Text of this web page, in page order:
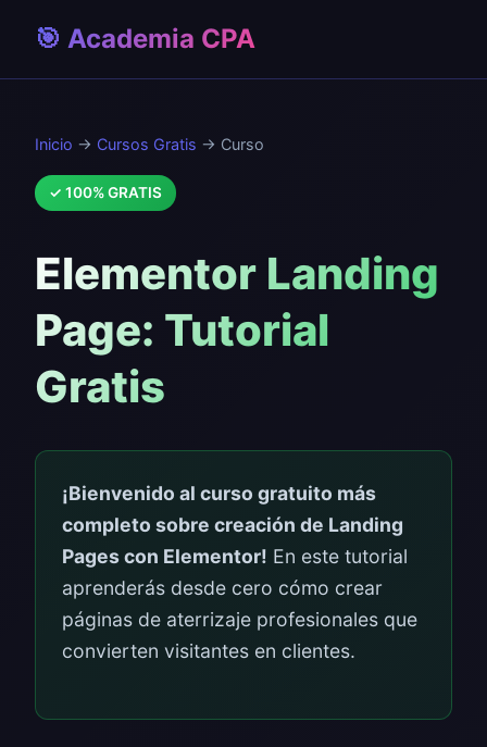
🎯 Academia CPA
Inicio → Cursos Gratis → Curso
✓ 100% GRATIS
Elementor Landing
Page: Tutorial
Gratis
¡Bienvenido al curso gratuito más
completo sobre creación de Landing
Pages con Elementor! En este tutorial
aprenderás desde cero cómo crear
páginas de aterrizaje profesionales que
convierten visitantes en clientes.